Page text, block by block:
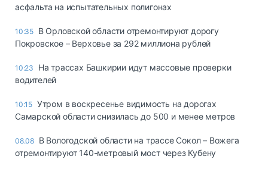
асфальта на испытательных полигонах
10:35 В Орловской области отремонтируют дорогу
Покровское – Верховье за 292 миллиона рублей
10:23
На трассах Башкирии идут массовые проверки
водителей
10:15 Утром в воскресенье видимость на дорогах
Самарской области снизилась до 500 и менее метров
08.08 В Вологодской области на трассе Сокол – Вожега
отремонтируют 140-метровый мост через Кубену